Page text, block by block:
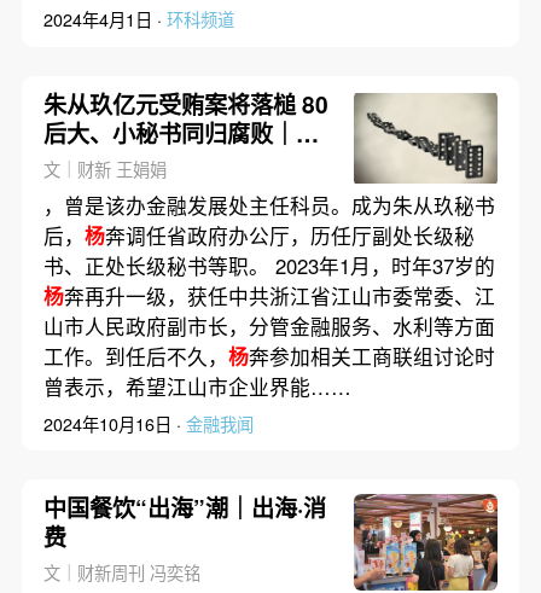
2024年4月1日 · 环科频道
朱从玖亿元受贿案将落槌 80
后大、小秘书同归腐败｜精
选
文｜财新 王娟娟
，曾是该办金融发展处主任科员。成为朱从玖秘书
后， 杨奔调任省政府办公厅，历任厅副处长级秘
书、正处长级秘书等职。 2023年1月，时年37岁的
杨奔再升一级，获任中共浙江省江山市委常委、江
山市人民政府副市长，分管金融服务、水利等方面
工作。到任后不久， 杨奔参加相关工商联组讨论时
曾表示，希望江山市企业界能……
2024年10月16日 · 金融我闻
中国餐饮“出海”潮｜出海·消
费
文｜财新周刊 冯奕铭